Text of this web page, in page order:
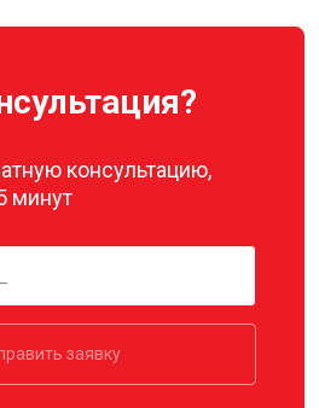
консультацию,
минут
заявку